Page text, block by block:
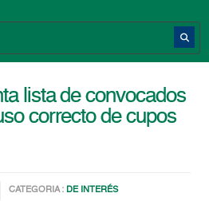
lista de convocados
correcto de cupos
CATEGORIA :DE INTERÉS